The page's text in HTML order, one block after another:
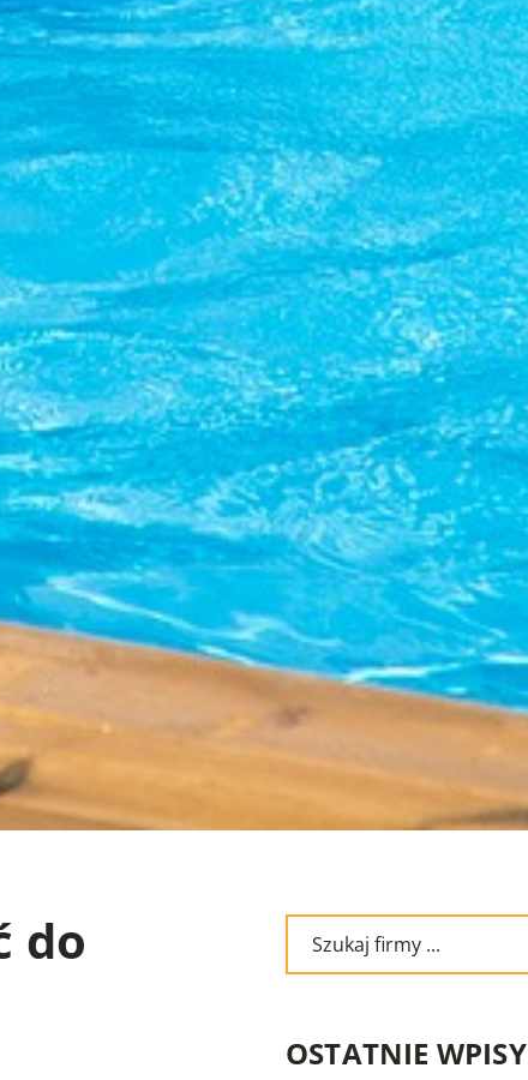
do
OSTATNIE WPISY